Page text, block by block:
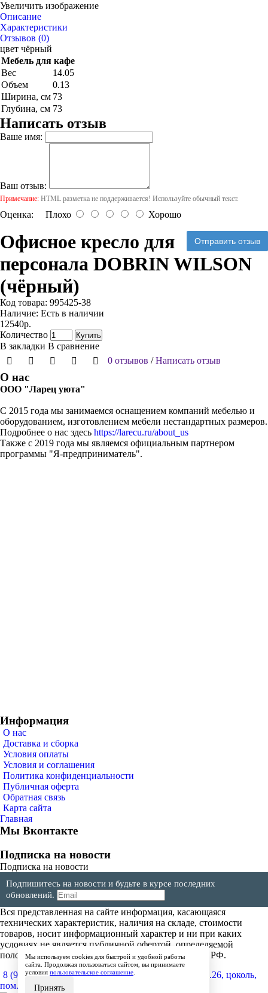
Увеличить изображение
Описание
Характеристики
Отзывов (0)
цвет чёрный
Мебель для кафе
Вес
14.05
Объем
0.13
Ширина, см 73
Глубина, см 73
Написать отзыв
Ваше имя:
Ваш отзыв:
Примечание: HTML разметка не поддерживается! Используйте обычный текст.
Оценка: Плохо Хорошо
Отправить отзыв
Офисное кресло для
персонала DOBRIN WILSON
(чёрный)
Код товара: 995425-38
Наличие: Есть в наличии
12540р.
Количество
Купить
В закладки В сравнение
0 отзывов /Написать отзыв
О нас
ООО "Ларец уюта"
С 2015 года мы занимаемся оснащением компаний мебелью и
оборудованием, изготовлением мебели нестандартных размеров.
Подробнее о нас здесь https://larecu.ru/about_us
Также с 2019 года мы являемся официальным партнером
программы "Я-предприниматель".
Информация
О нас
Доставка и сборка
Условия оплаты
Условия и соглашения
Политика конфиденциальности
Публичная оферта
Обратная связь
Карта сайта
Главная
Мы Вконтакте
Подписка на новости
Подписка на новости
Подпишитесь на новости и будьте в курсе последних
обновлений.
Вся представленная на сайте информация, касающаяся
технических характеристик, наличия на складе, стоимости
товаров, носит информационный характер и ни при каких
условиях не является публичной офертой, определяемой
положениями Статьи 437(2) Гражданского кодекса РФ.
8 (904) 257-64-64 600017, г.Владимир, ул. Мира, д.26, цоколь,
пом.4
Мы используем cookies для быстрой и удобной работы
сайта. Продолжая пользоваться сайтом, вы принимаете
условия пользовательское соглашение
Принять